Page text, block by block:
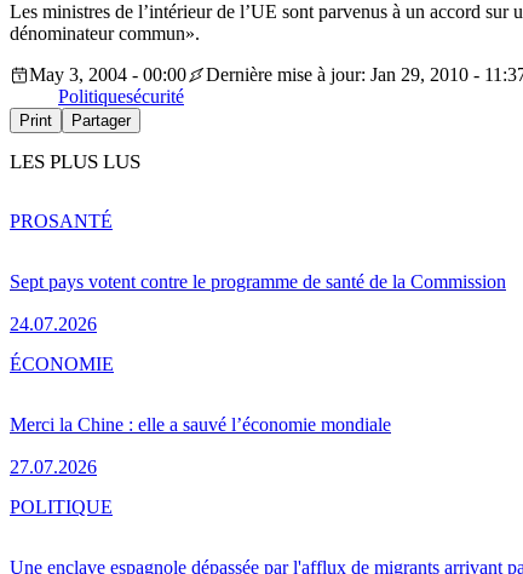
Les ministres de l’intérieur de l’UE sont parvenus à un accord
dénominateur commun».
May 3, 2004 - 00:00
Dernière mise à jour: Jan 29, 2010 -
Politiquesécurité
Print Partager
LES PLUS LUS
Sept pays votent contre le programme de santé de la Commission
24.07.2026
PROSANTÉ
Merci la Chine : elle a sauvé l’économie mondiale
27.07.2026
ÉCONOMIE
Une enclave espagnole dépassée par l'afflux de migrants arrivant
POLITIQUE